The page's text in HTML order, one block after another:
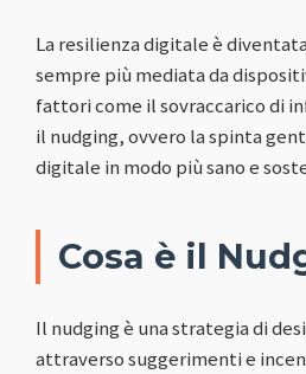
La resilienza digitale è
sempre più mediata da
fattori come il sovraccarico di
il nudging, ovvero la spinta
digitale in modo più sano e
Cosa è il
Il nudging è una strategia di
attraverso suggerimenti e